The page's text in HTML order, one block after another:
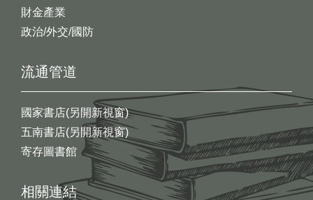
財金產業
政治/外交/國防
流通管道
國家書店(另開新視窗)
五南書店(另開新視窗)
寄存圖書館
相關連結